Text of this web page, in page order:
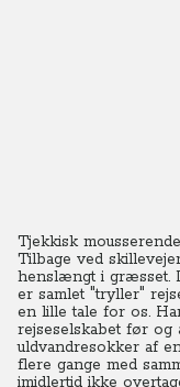
Tjekkisk
Tilbage ved
henslængt i græsset.
er samlet "tryller"
en lille tale for os.
rejseselskabet før og
uldvandresokker af
flere gange med
imidlertid ikke